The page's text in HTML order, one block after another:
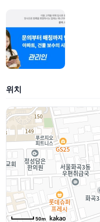
위치
50m